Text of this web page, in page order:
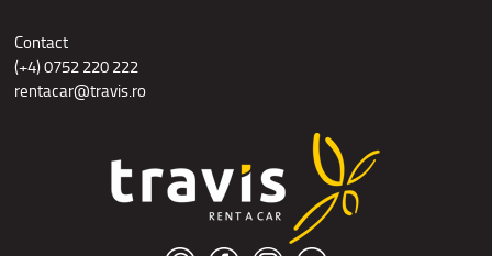
Contact
(+4) 0752 220 222
rentacar@travis.ro